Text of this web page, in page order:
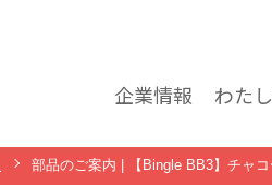
企業情報 わた
部品のご案内 | 【Bingle BB3】チャ